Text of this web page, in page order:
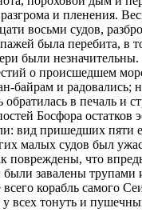
и пле­не­ния.
вось­ми су­дов,
бы­ла пе­ре­би­та, в
бы­ли
о про­ис­шед­шем
бай­рам и ра­до­ва­лись;
об­ра­ти­лась в пе­чаль и
Бос­фо­ра остат­ков
вид при­шед­ших пя­ти
ма­лых су­дов был
по­вре­жде­ны, что
бы­ли за­ва­ле­ны
ко­рабль са­мо­го
у всех то­нуть и